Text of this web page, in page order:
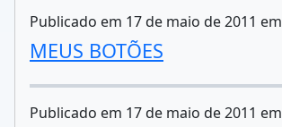
Publicado em 17 de maio de 2011 em
MEUS BOTÕES
Publicado em 17 de maio de 2011 em